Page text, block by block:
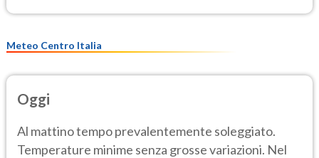
Meteo Centro Italia
Oggi
Al mattino tempo prevalentemente soleggiato.
Temperature minime senza grosse variazioni. Nel